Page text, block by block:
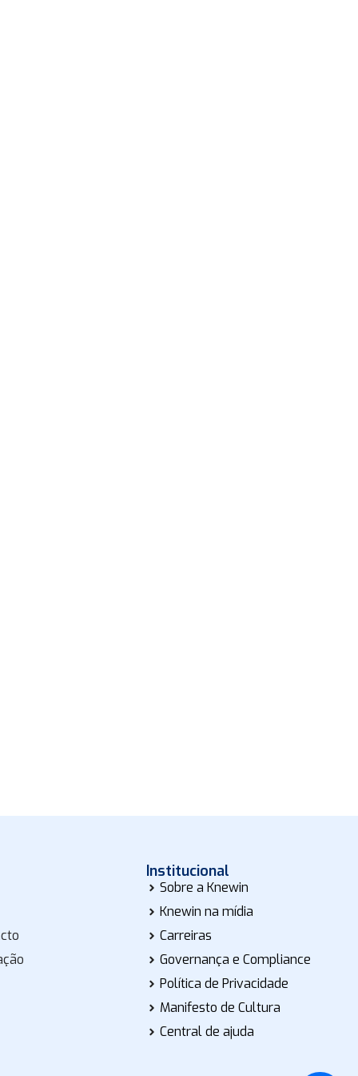
Institucional
Sobre a Knewin
Knewin na mídia
Carreiras
Governança e Compliance
Política de Privacidade
Manifesto de Cultura
Central de ajuda